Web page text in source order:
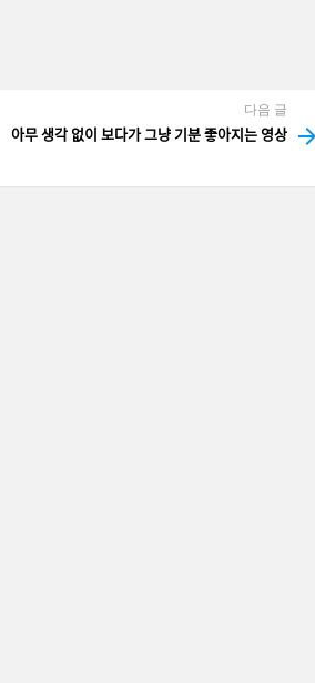
다음 글
아무 생각 없이 보다가 그냥 기분 좋아지는 영상